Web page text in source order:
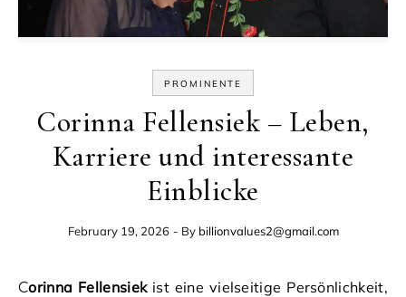
PROMINENTE
Corinna Fellensiek – Leben,
Karriere und interessante
Einblicke
February 19, 2026 - By billionvalues2@gmail.com
Corinna Fellensiekist eine vielseitige Persönlichkeit,